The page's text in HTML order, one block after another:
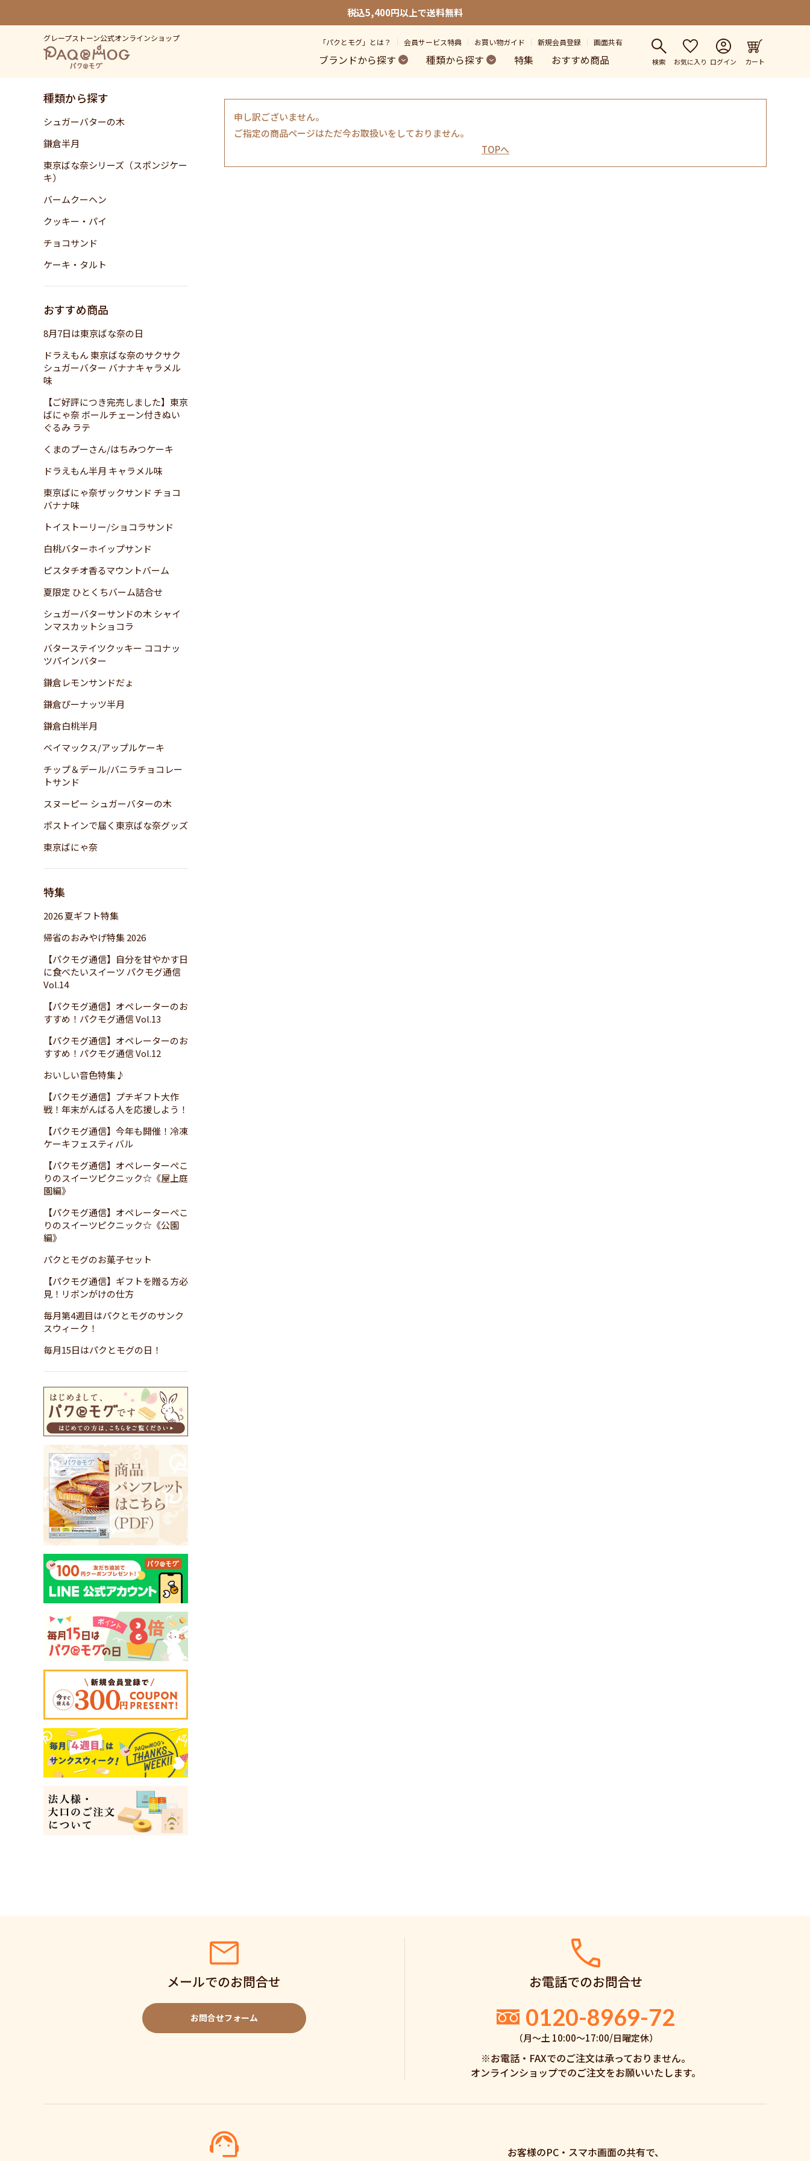
税込5,400円以上で送料無料
グレープストーン公式オンラインショップ 「パクとモグ」とは？ 会員サービス特典 お買い物ガイド 新規会員登録 画面共有
ブランドから探す 種類から探す 特集 おすすめ商品 検索 お気に入り ログイン カート
種類から探す
シュガーバターの木
鎌倉半月
東京ばな奈シリーズ（スポンジケー
キ）
バームクーヘン
クッキー・パイ
チョコサンド
ケーキ・タルト
おすすめ商品
8月7日は東京ばな奈の日
ドラえもん 東京ばな奈のサクサク
シュガーバター バナナキャラメル
味
【ご好評につき完売しました】東京
ばにゃ奈 ボールチェーン付きぬい
ぐるみ ラテ
くまのプーさん/はちみつケーキ
ドラえもん半月 キャラメル味
東京ばにゃ奈ザックサンド チョコ
バナナ味
トイストーリー/ショコラサンド
白桃バターホイップサンド
ピスタチオ香るマウントバーム
夏限定 ひとくちバーム詰合せ
シュガーバターサンドの木 シャイ
ンマスカットショコラ
バターステイツクッキー ココナッ
ツパインバター
鎌倉レモンサンドだょ
鎌倉ぴーナッツ半月
鎌倉白桃半月
ベイマックス/アップルケーキ
チップ＆デール/バニラチョコレー
トサンド
スヌーピー シュガーバターの木
ポストインで届く東京ばな奈グッズ
東京ばにゃ奈
特集
2026 夏ギフト特集
帰省のおみやげ特集 2026
【パクモグ通信】自分を甘やかす日
に食べたいスイーツ パクモグ通信
Vol.14
【パクモグ通信】オペレーターのお
すすめ！パクモグ通信 Vol.13
【パクモグ通信】オペレーターのお
すすめ！パクモグ通信 Vol.12
おいしい音色特集♪
【パクモグ通信】プチギフト大作
戦！年末がんばる人を応援しよう！
【パクモグ通信】今年も開催！冷凍
ケーキフェスティバル
【パクモグ通信】オペレーターぺこ
りのスイーツピクニック☆《屋上庭
園編》
【パクモグ通信】オペレーターぺこ
りのスイーツピクニック☆《公園
編》
パクとモグのお菓子セット
【パクモグ通信】ギフトを贈る方必
見！リボンがけの仕方
毎月第4週目はパクとモグのサンク
スウィーク！
毎月15日はパクとモグの日！
申し訳ございません。
ご指定の商品ページはただ今お取扱いをしておりません。
TOPへ
メールでのお問合せ
お問合せフォーム
お電話でのお問合せ
0120-8969-72
（月〜土 10:00〜17:00/日曜定休）
※お電話・FAXでのご注文は承っておりません。
オンラインショップでのご注文をお願いいたします。
お客様のPC・スマホ画面の共有で、